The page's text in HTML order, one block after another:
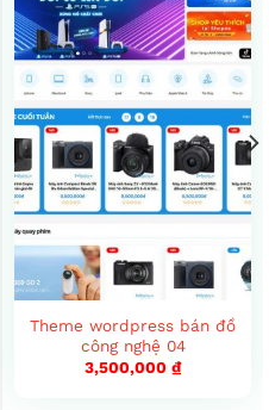
Theme wordpress bán đồ
công nghệ 04
3,500,000 ₫